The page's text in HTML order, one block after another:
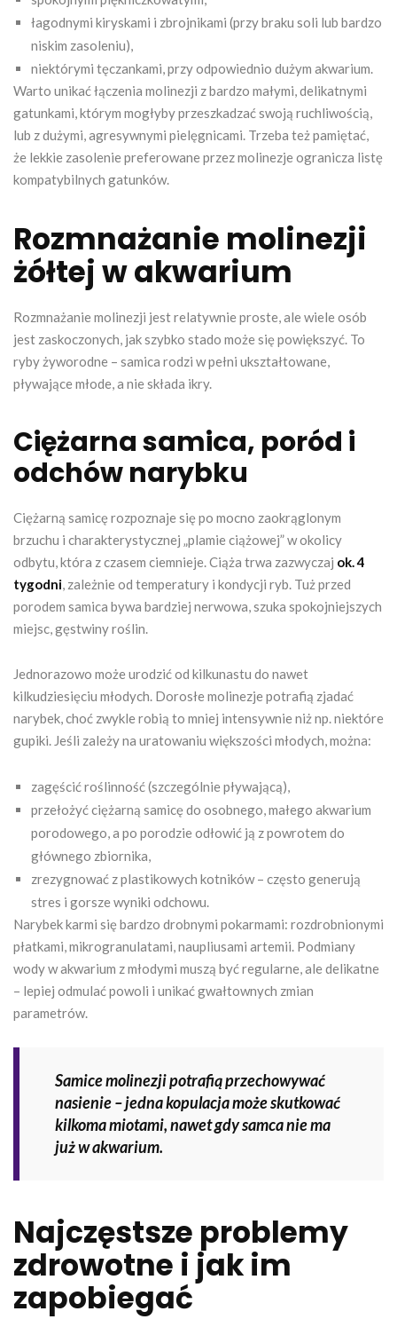
łagodnymi kiryskami i zbrojnikami (przy braku soli lub bardzo
niskim zasoleniu),
niektórymi tęczankami, przy odpowiednio dużym akwarium.
Warto unikać łączenia molinezji z bardzo małymi, delikatnymi
gatunkami, którym mogłyby przeszkadzać swoją ruchliwością,
lub z dużymi, agresywnymi pielęgnicami. Trzeba też pamiętać,
że lekkie zasolenie preferowane przez molinezje ogranicza listę
kompatybilnych gatunków.
Rozmnażanie molinezji
żółtej w akwarium
Rozmnażanie molinezji jest relatywnie proste, ale wiele osób
jest zaskoczonych, jak szybko stado może się powiększyć. To
ryby żyworodne – samica rodzi w pełni ukształtowane,
pływające młode, a nie składa ikry.
Ciężarna samica, poród i
odchów narybku
Ciężarną samicę rozpoznaje się po mocno zaokrąglonym
brzuchu i charakterystycznej „plamie ciążowej” w okolicy
odbytu, która z czasem ciemnieje. Ciąża trwa zazwyczaj ok. 4
tygodni, zależnie od temperatury i kondycji ryb. Tuż przed
porodem samica bywa bardziej nerwowa, szuka spokojniejszych
miejsc, gęstwiny roślin.
Jednorazowo może urodzić od kilkunastu do nawet
kilkudziesięciu młodych. Dorosłe molinezje potrafią zjadać
narybek, choć zwykle robią to mniej intensywnie niż np. niektóre
gupiki. Jeśli zależy na uratowaniu większości młodych, można:
zagęścić roślinność (szczególnie pływającą),
przełożyć ciężarną samicę do osobnego, małego akwarium
porodowego, a po porodzie odłowić ją z powrotem do
głównego zbiornika,
zrezygnować z plastikowych kotników – często generują
stres i gorsze wyniki odchowu.
Narybek karmi się bardzo drobnymi pokarmami: rozdrobnionymi
płatkami, mikrogranulatami, naupliusami artemii. Podmiany
wody w akwarium z młodymi muszą być regularne, ale delikatne
– lepiej odmulać powoli i unikać gwałtownych zmian
parametrów.
Samice molinezji potrafią przechowywać
nasienie – jedna kopulacja może skutkować
kilkoma miotami, nawet gdy samca nie ma
już w akwarium.
Najczęstsze problemy
zdrowotne i jak im
zapobiegać